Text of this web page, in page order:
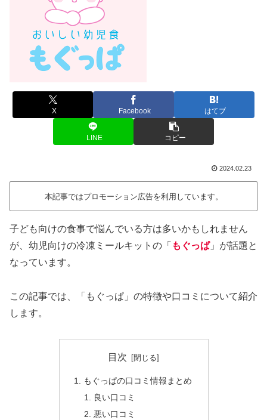
X Facebook はてブ
LINE コピー
2024.02.23
本記事ではプロモーション広告を利用しています。
子ども向けの食事で悩んでいる方は多いかもしれません
が、幼児向けの冷凍ミールキットの「 もぐっぱ」が話題と
なっています。
この記事では、「もぐっぱ」の特徴や口コミについて紹介
します。
目次
もぐっぱの口コミ情報まとめ
良い口コミ
悪い口コミ